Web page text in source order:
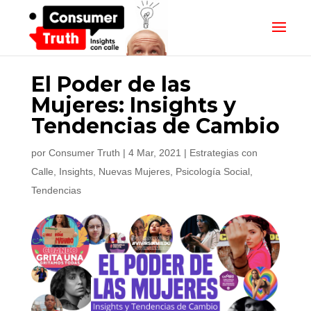
El Poder de las
Mujeres: Insights y
Tendencias de Cambio
por Consumer Truth | 4 Mar, 2021 | Estrategias con
Calle
Insights, Nuevas Mujeres, Psicología Social,
Tendencias